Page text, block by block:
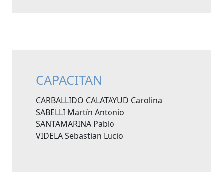
CAPACITAN
CARBALLIDO CALATAYUD Carolina
SABELLI Martín Antonio
SANTAMARINA Pablo
VIDELA Sebastian Lucio